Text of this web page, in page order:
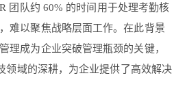
团队约 60% 的时间用于处理考勤核
难以聚焦战略层面工作。在此背景
理成为企业突破管理瓶颈的关键，
领域的深耕，为企业提供了高效解决